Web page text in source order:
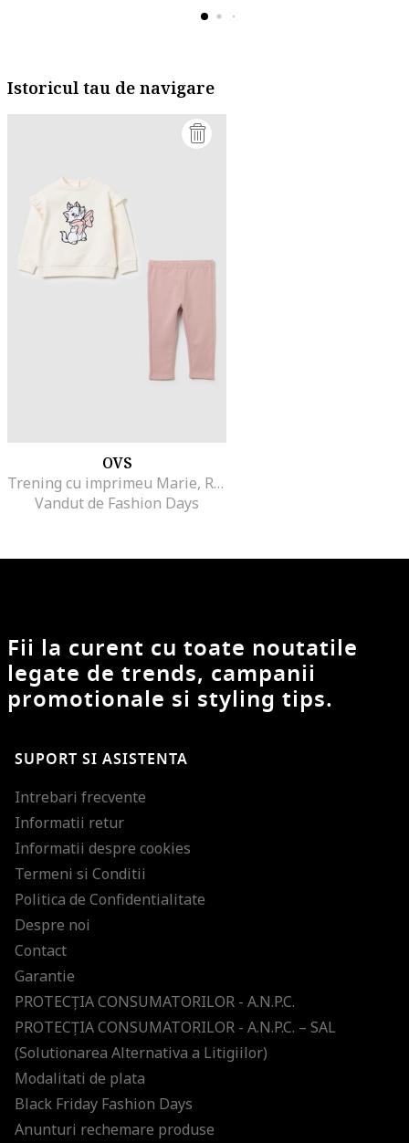
Istoricul tau de navigare
OVS
Trening cu imprimeu Marie, Roz prafuit/Bej deschis
Vandut de Fashion Days
Fii la curent cu toate noutatile
legate de trends, campanii
promotionale si styling tips.
SUPORT SI ASISTENTA
Intrebari frecvente
Informatii retur
Informatii despre cookies
Termeni si Conditii
Politica de Confidentialitate
Despre noi
Contact
Garantie
PROTECŢIA CONSUMATORILOR - A.N.P.C.
PROTECŢIA CONSUMATORILOR - A.N.P.C. – SAL
(Solutionarea Alternativa a Litigiilor)
Modalitati de plata
Black Friday Fashion Days
Anunturi rechemare produse